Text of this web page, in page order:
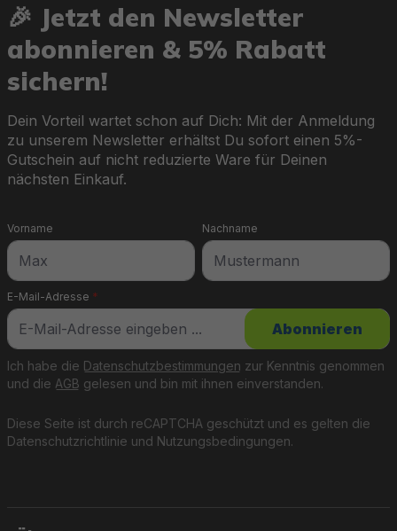
Bestway® bietet Dir moderne Filtersysteme,
hautschonende Salzwasseranlagen und komfortable
Poolheizungen, die Deine Poolpflege absolut effizient
Schläuche und Adapter sorgen für mühelose
Installation und Bedienung.
Poolreinigung – Sauberkeit leicht gemacht
Von Poolsaugern über Skimmer bis zu
Chemikaliendosierern: Bestway® liefert Dir
benutzerfreundliche Lösungen für eine makellose
Wasserqualität. Egal, ob manuelle Sets oder autonome
Poolroboter – mit diesen Produkten wird die Pflege
Deines Pools zum Kinderspiel.
Hochwertige Leitern, robuste Abdeckplanen und
🎉 Jetzt den Newsletter
abonnieren & 5% Rabatt
sichern!
Dein Vorteil wartet schon auf Dich: Mit der Anmeldung
zu unserem Newsletter erhältst Du sofort einen 5%-
Gutschein auf nicht reduzierte Ware für Deinen
nächsten Einkauf.
E-Mail-Adresse *
Vorname Nachname
Diese Seite ist durch reCAPTCHA geschützt und es gelten die
Datenschutzrichtlinie und Nutzungsbedingungen.
Ich habe die Datenschutzbestimmungen zur Kenntnis genommen
und die AGB gelesen und bin mit ihnen einverstanden.
Abonnieren